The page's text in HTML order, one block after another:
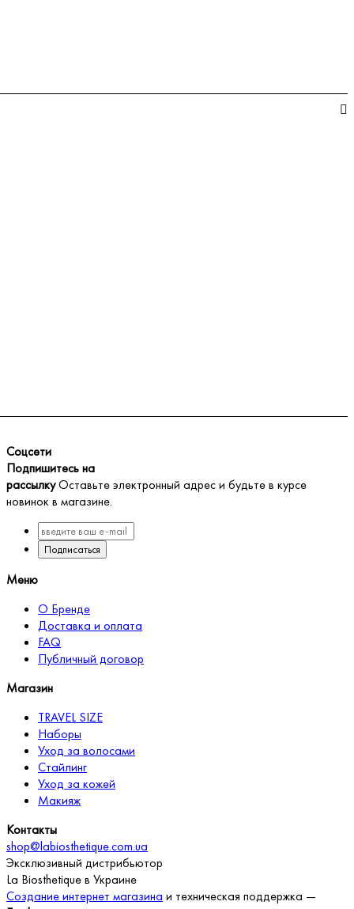
Соцсети
Подпишитесь на
рассылкуОставьте электронный адрес и будьте в курсе
новинок в магазине.
Подписаться
Меню
О Бренде
Доставка и оплата
FAQ
Публичный договор
Магазин
TRAVEL SIZE
Наборы
Уход за волосами
Стайлинг
Уход за кожей
Макияж
Контакты
shop@labiosthetique.com.ua
Эксклюзивный дистрибьютор
La Biosthetique в Украине
Создание интернет магазина и техническая поддержка —